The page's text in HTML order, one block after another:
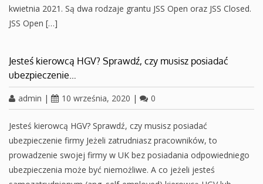
kwietnia 2021. Są dwa rodzaje grantu JSS Open oraz JSS Closed.
JSS Open […]
Jesteś kierowcą HGV? Sprawdź, czy musisz posiadać
ubezpieczenie…
admin | 10 września, 2020 | 0
Jesteś kierowcą HGV? Sprawdź, czy musisz posiadać
ubezpieczenie firmy Jeżeli zatrudniasz pracowników, to
prowadzenie swojej firmy w UK bez posiadania odpowiedniego
ubezpieczenia może być niemożliwe. A co jeżeli jesteś